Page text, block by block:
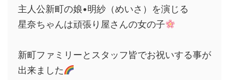
主人公新町の娘•明紗（めいさ）を演じる
星奈ちゃんは頑張り屋さんの女の子
新町ファミリーとスタッフ皆でお祝いする事が
出来ました